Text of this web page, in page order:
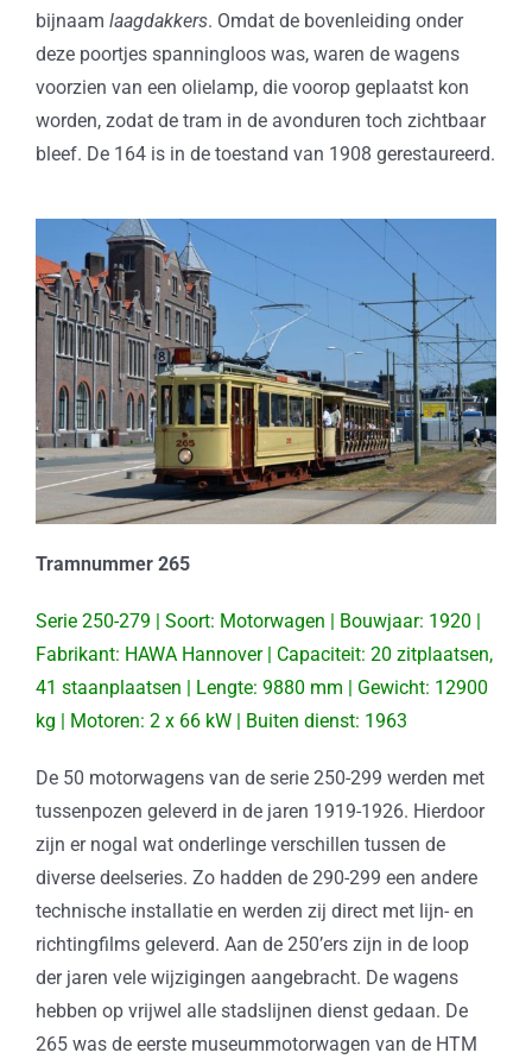
bijnaam laagdakkers. Omdat de bovenleiding onder
deze poortjes spanningloos was, waren de wagens
voorzien van een olielamp, die voorop geplaatst kon
worden, zodat de tram in de avonduren toch zichtbaar
bleef. De 164 is in de toestand van 1908 gerestaureerd.
Tramnummer 265
Serie 250-279 | Soort: Motorwagen | Bouwjaar: 1920 |
Fabrikant: HAWA Hannover | Capaciteit: 20 zitplaatsen,
41 staanplaatsen | Lengte: 9880 mm | Gewicht: 12900
kg | Motoren: 2 x 66 kW | Buiten dienst: 1963
De 50 motorwagens van de serie 250-299 werden met
tussenpozen geleverd in de jaren 1919-1926. Hierdoor
zijn er nogal wat onderlinge verschillen tussen de
diverse deelseries. Zo hadden de 290-299 een andere
technische installatie en werden zij direct met lijn- en
richtingfilms geleverd. Aan de 250’ers zijn in de loop
der jaren vele wijzigingen aangebracht. De wagens
hebben op vrijwel alle stadslijnen dienst gedaan. De
265 was de eerste museummotorwagen van de HTM